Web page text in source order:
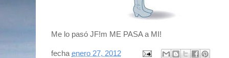
Me lo pasó JF!m ME PASA a MI!
fecha enero 27, 2012